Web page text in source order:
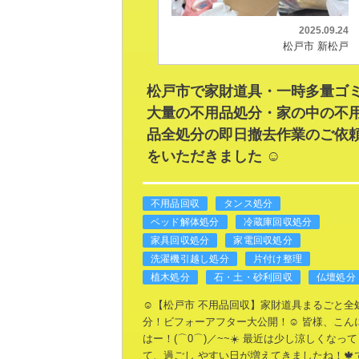
2025.09.24
松戸市 新松戸
松戸市で家財道具・一時多量ゴミ
大量の不用品処分・家の中の不
品全処分の即日撤去作業のご依
をいただきました ☺️
不用品回収
タンス処分
ベッド解体処分
冷蔵庫回収処分
家具回収処分
家電回収処分
洗濯機引越し処分
片付け整理
植木処分
石・土・砂利回収 仏壇処分
☺️【松戸市 不用品回収】家財道具まるごと全
分！ビフォーアフター大公開！☺️ 皆様、こん
はー！(⌒0⌒)／~~☀️ 最近は少し涼しくなって
て、過ごし やすい日が増えてきましたね！🍁